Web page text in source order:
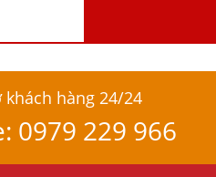
khách hàng 24/24
0979 229 966